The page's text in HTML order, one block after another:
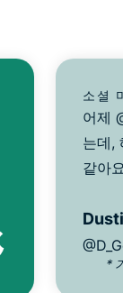
소셜
어제
는데,
같아
*